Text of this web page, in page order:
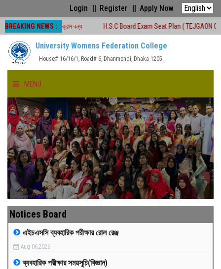
Login Register Apply Now
BREAKING NEWS :
শ্রেণীকার্যক্রম বন্ধ H.S.C Board Exam Seat Plan ( TEJGAON COLLEGE)
University Womens Federation College
House# 16/16/1, Road# 6, Dhanmondi, Dhaka 1205.
MENU
HOME
ABOUT US
FACULTIES
ACADEMICS
GALLERY
MEDIA
Notices Board
এইচএসসি ব্যবহারিক পরীক্ষার রোল রেঞ্জ
Aug 06,2026
ব্যবহারিক পরীক্ষার সময়সূচি(বিজ্ঞান)